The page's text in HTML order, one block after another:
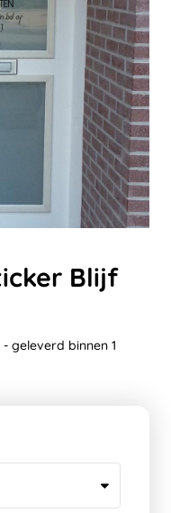
Blijf
geleverd binnen 1